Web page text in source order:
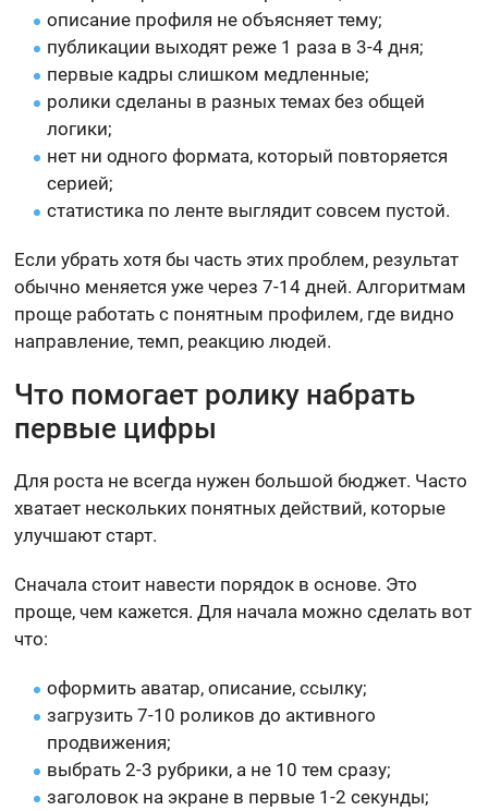
описание профиля не объясняет тему;
публикации выходят реже 1 раза в 3-4 дня;
первые кадры слишком медленные;
ролики сделаны в разных темах без общей
логики;
нет ни одного формата, который повторяется
серией;
статистика по ленте выглядит совсем пустой.
Если убрать хотя бы часть этих проблем, результат
обычно меняется уже через 7-14 дней. Алгоритмам
проще работать с понятным профилем, где видно
направление, темп, реакцию людей.
Что помогает ролику набрать
первые цифры
Для роста не всегда нужен большой бюджет. Часто
хватает нескольких понятных действий, которые
улучшают старт.
Сначала стоит навести порядок в основе. Это
проще, чем кажется. Для начала можно сделать вот
что:
оформить аватар, описание, ссылку;
загрузить 7-10 роликов до активного
продвижения;
выбрать 2-3 рубрики, а не 10 тем сразу;
заголовок на экране в первые 1-2 секунды;